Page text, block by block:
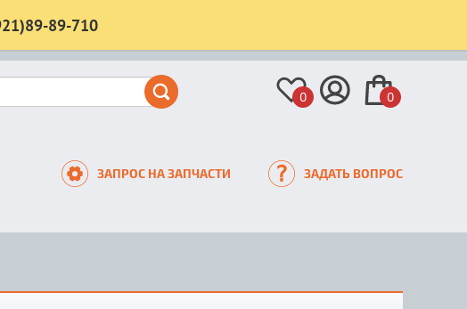
89-710
0 0
ЗАПРОС НА ЗАПЧАСТИ ЗАДАТЬ ВОПРОС